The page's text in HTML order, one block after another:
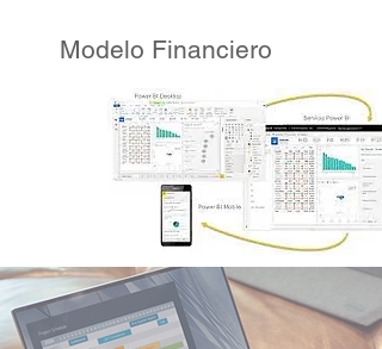
Modelo Financiero